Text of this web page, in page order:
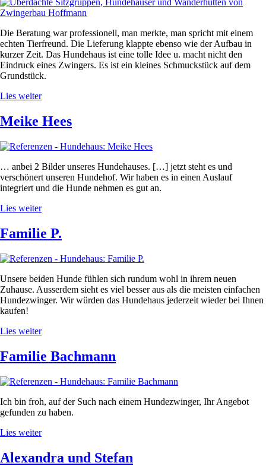
Die Beratung war professionell, man merkte, man spricht mit einem
echten Tierfreund. Die Lieferung klappte ebenso wie der Aufbau in
kurzer Zeit. Das Hundehaus ist eine tolle Idee u. macht nicht den
Eindruck eines Zwingers. Es ist ein kleines Schmuckstück auf dem
Grundstück.
Lies weiter
Meike Hees
… anbei 2 Bilder unseres Hundehauses. […] jetzt steht es und
verschönert unseren Hundehof. Wir haben es in einen Auslauf
integriert und die Hunde nehmen es gut an.
Lies weiter
Familie P.
Unsere beiden Hunde fühlen sich rundum wohl in ihrem neuen
Zuhause. Ausserdem sieht es viel besser aus als die meisten einfachen
Hundezwinger. Wir würden das Hundehaus jederzeit wieder bei Ihnen
kaufen!
Lies weiter
Familie Bachmann
Ich bin froh, auf der Such nach einem Hundezwinger, Ihr Angebot
gefunden zu haben.
Lies weiter
Alexandra und Stefan